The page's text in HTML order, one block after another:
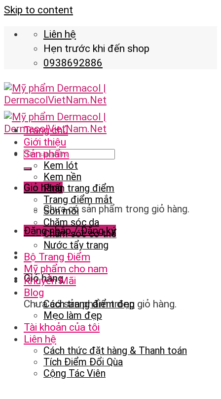
Skip to content
Liên hệ
Hẹn trước khi đến shop
0938692886
Giỏ hàng
Chưa có sản phẩm trong giỏ hàng.
Đăng nhập / Đăng ký
Giỏ hàng
Chưa có sản phẩm trong giỏ hàng.
Trang chủ
Giới thiệu
Sản phẩm
Kem lót
Kem nền
Phấn trang điểm
Trang điểm mắt
Son môi
Chăm sóc da
Chăm sóc cơ thể
Nước tẩy trang
Bộ Trang Điểm
Mỹ phẩm cho nam
Khuyến Mãi
Blog
Cách trang điểm đẹp
Mẹo làm đẹp
Tài khoản của tôi
Liên hệ
Cách thức đặt hàng & Thanh toán
Tích Điểm Đổi Qùa
Cộng Tác Viên